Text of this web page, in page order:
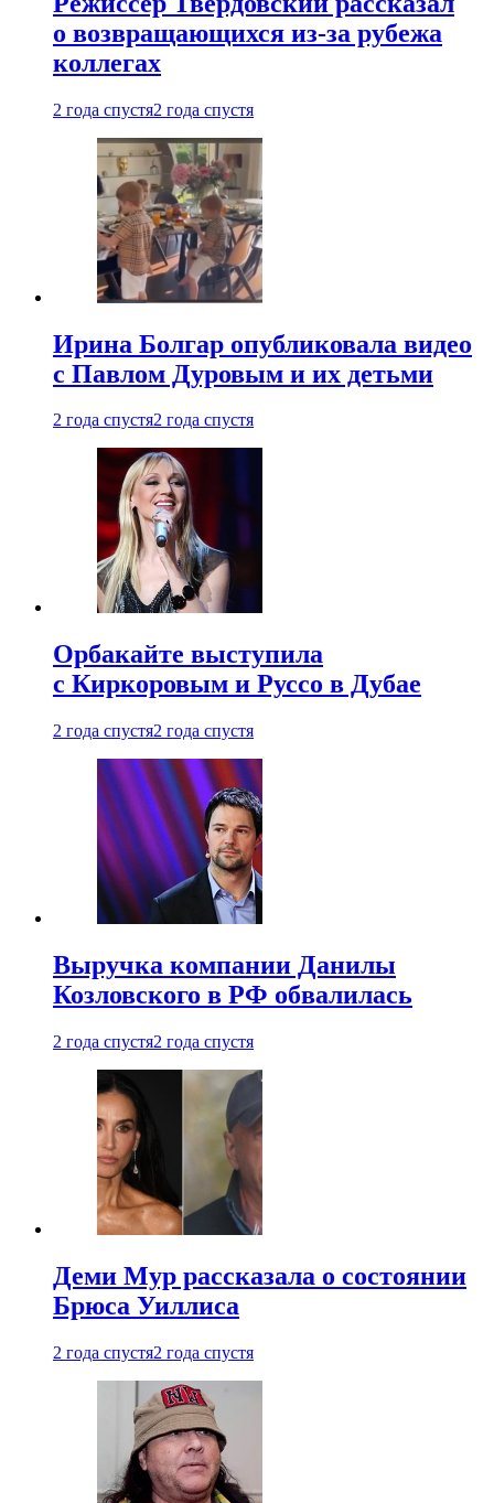
о возвращающихся из-за рубежа
коллегах
2 года спустя2 года спустя
Ирина Болгар опубликовала видео
с Павлом Дуровым и их детьми
2 года спустя2 года спустя
Орбакайте выступила
с Киркоровым и Руссо в Дубае
2 года спустя2 года спустя
Выручка компании Данилы
Козловского в РФ обвалилась
2 года спустя2 года спустя
Деми Мур рассказала о состоянии
Брюса Уиллиса
2 года спустя2 года спустя